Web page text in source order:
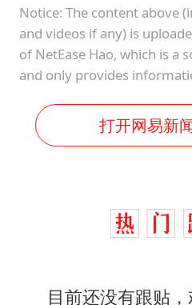
Notice: The content above
and videos if any) is
of NetEase Hao, which is a
and only provides
打开网易新
目前还没有跟贴